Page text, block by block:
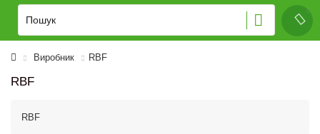
Виробник RBF
RBF
RBF